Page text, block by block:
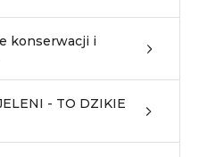
konserwacji i
- TO DZIKIE